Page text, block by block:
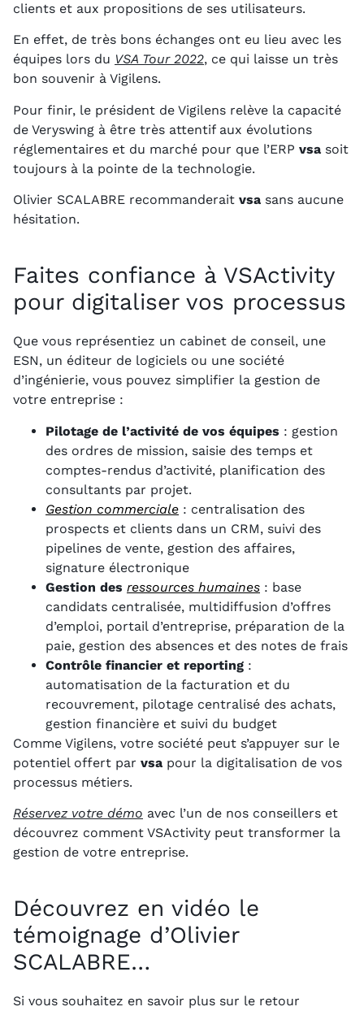
clients et aux propositions de ses utilisateurs.
En effet, de très bons échanges ont eu lieu avec les
équipes lors du VSA Tour 2022, ce qui laisse un très
bon souvenir à Vigilens.
Pour finir, le président de Vigilens relève la capacité
de Veryswing à être très attentif aux évolutions
réglementaires et du marché pour que l’ERP vsa soit
toujours à la pointe de la technologie.
Olivier SCALABRE recommanderait vsa sans aucune
hésitation.
Faites confiance à VSActivity
pour digitaliser vos processus
Que vous représentiez un cabinet de conseil, une
ESN, un éditeur de logiciels ou une société
d’ingénierie, vous pouvez simplifier la gestion de
votre entreprise :
Pilotage de l’activité de vos équipes : gestion
des ordres de mission, saisie des temps et
comptes-rendus d’activité, planification des
consultants par projet.
Gestion commerciale : centralisation des
prospects et clients dans un CRM, suivi des
pipelines de vente, gestion des affaires,
signature électronique
Gestion des ressources humaines : base
candidats centralisée, multidiffusion d’offres
d’emploi, portail d’entreprise, préparation de la
paie, gestion des absences et des notes de frais
Contrôle financier et reporting :
automatisation de la facturation et du
recouvrement, pilotage centralisé des achats,
gestion financière et suivi du budget
Comme Vigilens, votre société peut s’appuyer sur le
potentiel offert par vsa pour la digitalisation de vos
processus métiers.
Réservez votre démo avec l’un de nos conseillers et
découvrez comment VSActivity peut transformer la
gestion de votre entreprise.
Découvrez en vidéo le
témoignage d’Olivier
SCALABRE…
Si vous souhaitez en savoir plus sur le retour